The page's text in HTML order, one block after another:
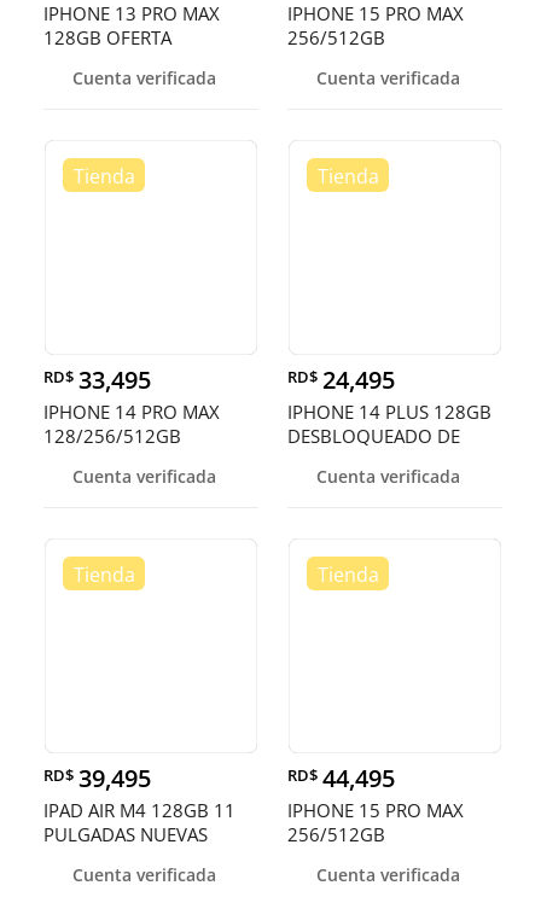
IPHONE 13 PRO MAX
128GB OFERTA
Cuenta verificada
IPHONE 15 PRO MAX
256/512GB
OFERTA
Cuenta verificada
RD$ 33,495
IPHONE 14 PRO MAX
128/256/512GB
Cuenta verificada
RD$ 24,495
IPHONE 14 PLUS 128GB
DESBLOQUEADO DE
Cuenta verificada
RD$ 39,495
IPAD AIR M4 128GB 11
PULGADAS NUEVAS
Cuenta verificada
RD$ 44,495
IPHONE 15 PRO MAX
256/512GB
OFERTA
Cuenta verificada